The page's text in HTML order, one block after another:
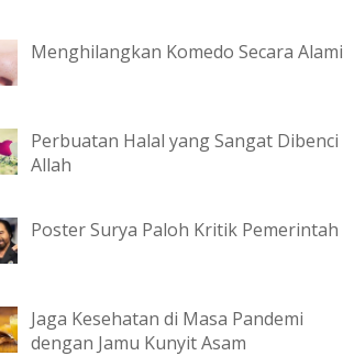
Menghilangkan Komedo Secara Alami
Perbuatan Halal yang Sangat Dibenci
Allah
Poster Surya Paloh Kritik Pemerintah
Jaga Kesehatan di Masa Pandemi
dengan Jamu Kunyit Asam